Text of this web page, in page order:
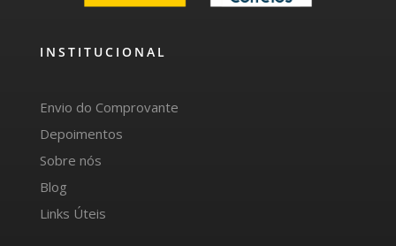
INSTITUCIONAL
Envio do Comprovante
Depoimentos
Sobre nós
Blog
Links Úteis